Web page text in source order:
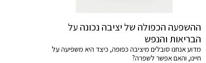
ההשפעה הכפולה של יציבה נכונה על
הבריאות והנפש
מדוע אנחנו סובלים מיציבה כפופה, כיצד היא משפיעה על
חיינו, והאם אפשר לשפרה?